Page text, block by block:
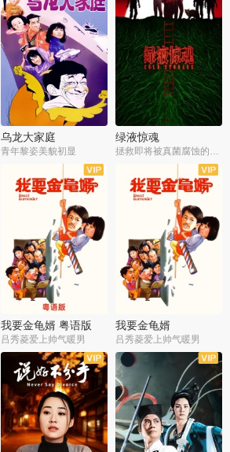
乌龙大家庭
青年黎姿美貌初显
绿液惊魂
拯救即将被真菌腐蚀的世界
我要金龟婿 粤语版
吕秀菱爱上帅气暖男
我要金龟婿
吕秀菱爱上帅气暖男